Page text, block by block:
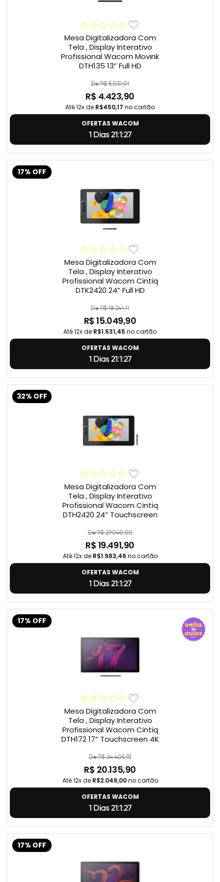
Mesa Digitalizadora Com
Tela , Display Interativo
Profissional Wacom Movink
DTH135 13” Full HD
De R$ 5.031,01
R$ 4.423,90
Até 12x de R$450,17 no cartão
OFERTAS WACOM
1 Dias 21:1:26
17% OFF
Mesa Digitalizadora Com
Tela , Display Interativo
Profissional Wacom Cintiq
DTK2420 24” Full HD
De R$ 18.241,11
R$ 15.049,90
Até 12x de R$1.531,45 no cartão
OFERTAS WACOM
1 Dias 21:1:26
32% OFF
Mesa Digitalizadora Com
Tela , Display Interativo
Profissional Wacom Cintiq
DTH2420 24” Touchscreen
De R$ 29.040,00
R$ 19.491,90
Até 12x de R$1.983,46 no cartão
OFERTAS WACOM
1 Dias 21:1:26
17% OFF
Mesa Digitalizadora Com
Tela , Display Interativo
Profissional Wacom Cintiq
DTH172 17” Touchscreen 4K
De R$ 24.405,93
R$ 20.135,90
Até 12x de R$2.049,00no cartão
OFERTAS WACOM
1 Dias 21:1:26
17% OFF